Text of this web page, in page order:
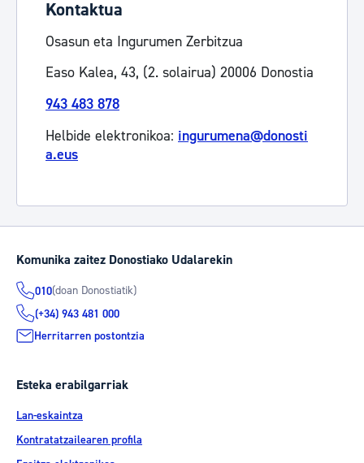
Kontaktua
Osasun eta Ingurumen Zerbitzua
Easo Kalea, 43, (2. solairua) 20006 Donostia
943 483 878
Helbide elektronikoa: ingurumena@donosti
a.eus
Komunika zaitez Donostiako Udalarekin
010(doan Donostiatik)
(+34) 943 481 000
Herritarren postontzia
Esteka erabilgarriak
Lan-eskaintza
Kontratatzailearen profila